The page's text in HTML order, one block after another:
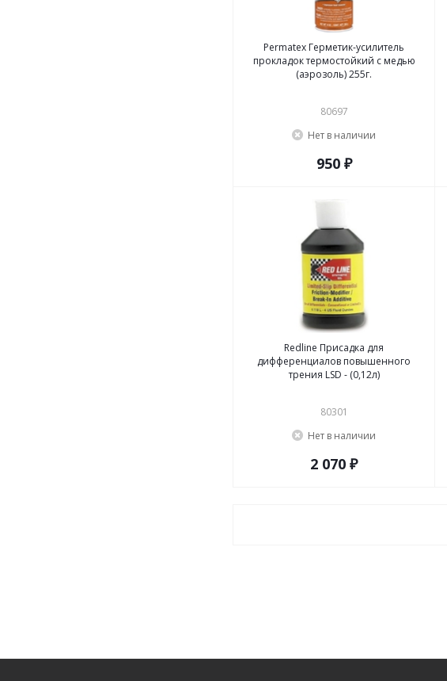
Permatex Герметик-усилитель
прокладок термостойкий с медью
(аэрозоль) 255г.
80697
Нет в наличии
950 ₽
Redline Присадка для
дифференциалов повышенного
трения LSD - (0,12л)
80301
Нет в наличии
2 070 ₽